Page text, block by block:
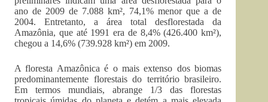
ano de 2009 de 7.088 km², 74,1% menor que a de
2004. Entretanto, a área total desflorestada da
Amazônia, que até 1991 era de 8,4% (426.400 km²),
chegou a 14,6% (739.928 km²) em 2009.
A floresta Amazônica é o mais extenso dos biomas
predominantemente florestais do território brasileiro.
Em termos mundiais, abrange 1/3 das florestas